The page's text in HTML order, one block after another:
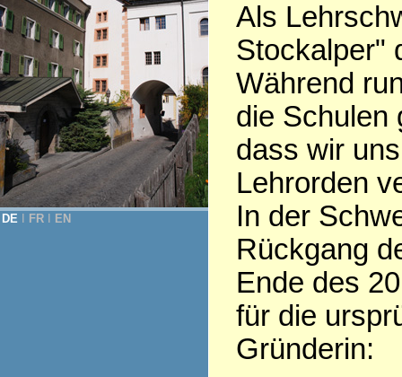
DE FR EN
Als
Stockalper"
Während
die Schulen
dass wir
Lehrorden
In der
Rückgang
Ende des
für die
Gründerin: